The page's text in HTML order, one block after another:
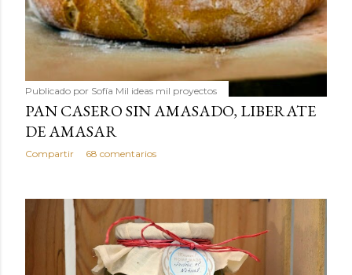
Publicado por Sofía Mil ideas mil proyectos
PAN CASERO SIN AMASADO, LIBERATE
DE AMASAR
Compartir 68 comentarios